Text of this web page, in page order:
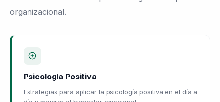
organizacional.
Psicología Positiva
Estrategias para aplicar la psicología positiva en el día a